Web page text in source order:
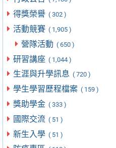
得獎榮譽 ( 302 )
活動競賽 ( 1,905 )
營隊活動 ( 650 )
研習講座 ( 1,044 )
生涯與升學訊息 ( 720 )
學生學習歷程檔案 ( 159 )
獎助學金 ( 333 )
國際交流 ( 51 )
新生入學 ( 51 )